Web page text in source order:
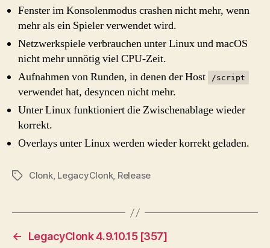
Fenster im Konsolenmodus crashen nicht mehr, wenn
mehr als ein Spieler verwendet wird.
Netzwerkspiele verbrauchen unter Linux und macOS
nicht mehr unnötig viel CPU-Zeit.
Aufnahmen von Runden, in denen der Host
/script
verwendet hat, desyncen nicht mehr.
Unter Linux funktioniert die Zwischenablage wieder
korrekt.
Overlays unter Linux werden wieder korrekt geladen.
Schlagwörter
Clonk, LegacyClonk, Release
←
LegacyClonk 4.9.10.15 [357]